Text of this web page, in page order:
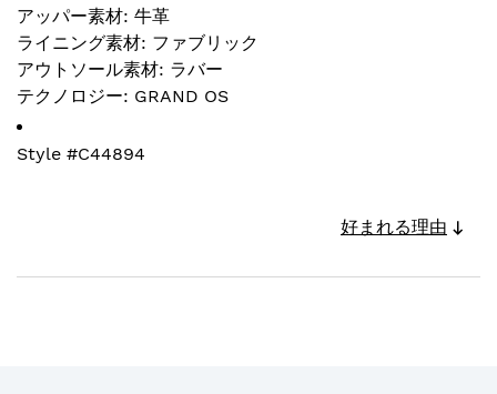
アッパー素材: 牛革
ライニング素材: ファブリック
アウトソール素材: ラバー
テクノロジー: GRAND OS
Style #C44894
好まれる理由